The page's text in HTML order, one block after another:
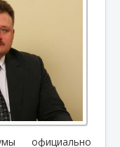
официально